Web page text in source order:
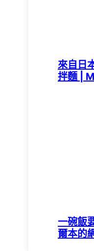
來自日
拌麵 |
一碗飯
爾本的